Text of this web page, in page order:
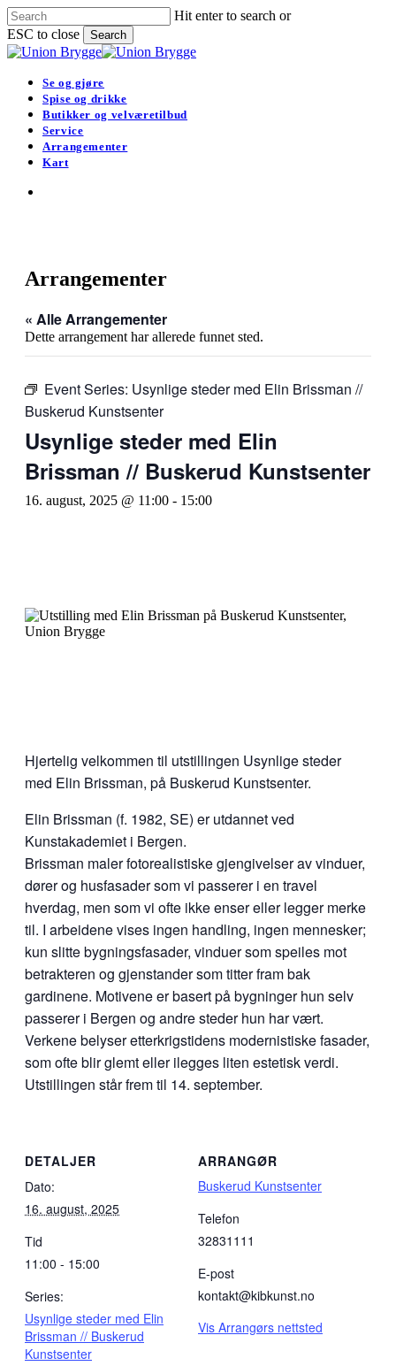
Skip
to
main
content
Hit enter to search or
ESC to close
Search
Close
search
Menu
Se og gjøre
Spise og drikke
Butikker og velværetilbud
Service
Arrangementer
Kart
Arrangementer
« Alle Arrangementer
Dette arrangement har allerede funnet sted.
Event Series: Usynlige steder med Elin Brissman //
Buskerud Kunstsenter
Usynlige steder med Elin
Brissman // Buskerud Kunstsenter
16. august, 2025 @ 11:00 - 15:00
Hjertelig velkommen til utstillingen Usynlige steder
med Elin Brissman, på Buskerud Kunstsenter.
Elin Brissman (f. 1982, SE) er utdannet ved
Kunstakademiet i Bergen.
Brissman maler fotorealistiske gjengivelser av vinduer,
dører og husfasader som vi passerer i en travel
hverdag, men som vi ofte ikke enser eller legger merke
til. I arbeidene vises ingen handling, ingen mennesker;
kun slitte bygningsfasader, vinduer som speiles mot
betrakteren og gjenstander som titter fram bak
gardinene. Motivene er basert på bygninger hun selv
passerer i Bergen og andre steder hun har vært.
Verkene belyser etterkrigstidens modernistiske fasader,
som ofte blir glemt eller ilegges liten estetisk verdi.
Utstillingen står frem til 14. september.
DETALJER
Dato:
16. august, 2025
Tid
11:00 - 15:00
Series:
Usynlige steder med Elin
Brissman // Buskerud
Kunstsenter
ARRANGØR
Buskerud Kunstsenter
Telefon
32831111
E-post
kontakt@kibkunst.no
Vis Arrangørs nettsted